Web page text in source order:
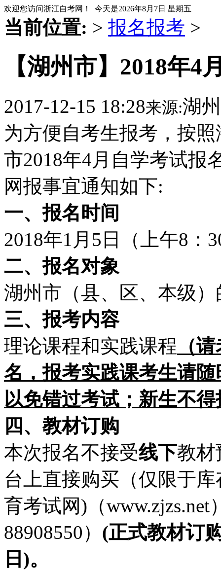
欢迎您访问浙江自考网！ 今天是2026年8月7日 星期五
当前位置: > 报名报考 >
【湖州市】2018年
2017-12-15 18:28来源:湖
为方便自考生报考，按
市2018年4月自学考试报
网报事宜通知如下:
一、报名时间
2018年1月5日（上午8：
二、报名对象
湖州市（县、区、本级
三、报考内容
理论课程和实践课程 （
名，报考实践课考生请
以免错过考试；新生不
四、教材订购
本次报名不接受线下教材
台上直接购买（仅限于
育考试网)（www.zjzs.net
88908550） (正式教材订
日)。